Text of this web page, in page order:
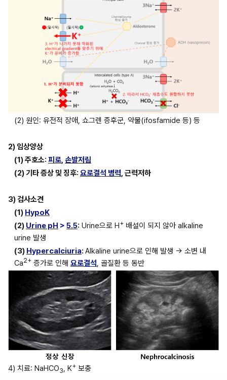
(2) 원인: 유전적 장애, 쇼그렌 증후군, 약물(ifosfamide 등) 등
2) 임상양상
(1) 주호소: 피로, 손발저림
(2) 기타 증상 및 징후: 요로결석 병력, 근력저하
3) 검사소견
(1) HypoK
(2) Urine pH > 5.5: Urine으로 H+ 배설이 되지 않아 alkaline
urine 발생
(3) Hypercalciuria: Alkaline urine으로 인해 발생 → 소변 내
Ca2+ 증가로 인해 요로결석, 골질환 등 동반
4) 치료: NaHCO3, K+ 보충